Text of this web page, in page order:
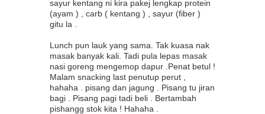
sayur kentang ni kira pakej lengkap protein
(ayam ) , carb ( kentang ) , sayur (fiber )
gitu la .
Lunch pun lauk yang sama. Tak kuasa nak
masak banyak kali. Tadi pula lepas masak
nasi goreng mengemop dapur .Penat betul !
Malam snacking last penutup perut ,
hahaha . pisang dan jagung . Pisang tu jiran
bagi . Pisang pagi tadi beli . Bertambah
pishangg stok kita ! Hahaha .